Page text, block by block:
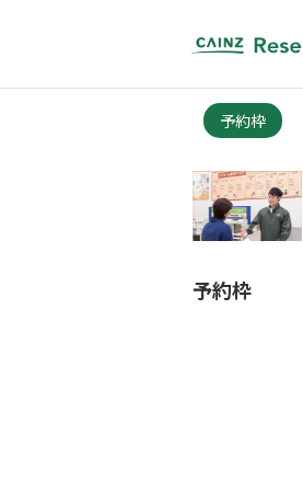
予約枠
予約枠